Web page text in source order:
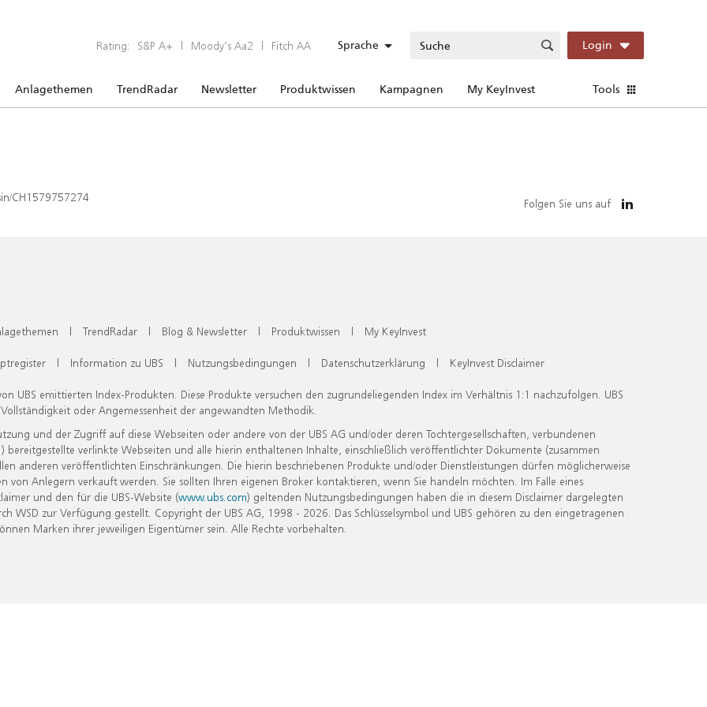
Rating: S&P A+ | Moody’s Aa2 | Fitch AA Sprache Login
Anlagethemen TrendRadar Newsletter Produktwissen Kampagnen My KeyInvest Tools
CH1579757274 Folgen Sie uns auf
| TrendRadar | Blog & Newsletter | Produktwissen | My KeyInvest
| Information zu UBS | Nutzungsbedingungen | Datenschutzerklärung | KeyInvest Disclaimer
UBS emittierten Index-Produkten. Diese Produkte versuchen den zugrundeliegenden Index im Verhältnis 1:1 nachzufolgen. UBS
oder Angemessenheit der angewandten Methodik.
und der Zugriff auf diese Webseiten oder andere von der UBS AG und/oder deren Tochtergesellschaften, verbundenen
verlinkte Webseiten und alle hierin enthaltenen Inhalte, einschließlich veröffentlichter Dokumente (zusammen
anderen veröffentlichten Einschränkungen. Die hierin beschriebenen Produkte und/oder Dienstleistungen dürfen möglicherweise
Anlegern verkauft werden. Sie sollten Ihren eigenen Broker kontaktieren, wenn Sie handeln möchten. Im Falle eines
und den für die UBS-Website (www.ubs.com) geltenden Nutzungsbedingungen haben die in diesem Disclaimer dargelegten
zur Verfügung gestellt. Copyright der UBS AG, 1998 - 2026. Das Schlüsselsymbol und UBS gehören zu den eingetragenen
Marken ihrer jeweiligen Eigentümer sein. Alle Rechte vorbehalten.